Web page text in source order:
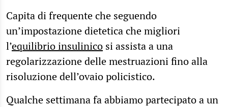
Capita di frequente che seguendo
un’impostazione dietetica che migliori
l’equilibrio insulinico si assista a una
regolarizzazione delle mestruazioni fino alla
risoluzione dell’ovaio policistico.
Qualche settimana fa abbiamo partecipato a un